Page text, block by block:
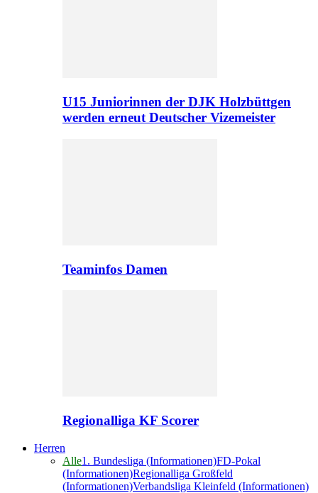
U15 Juniorinnen der DJK Holzbüttgen
werden erneut Deutscher Vizemeister
Teaminfos Damen
Regionalliga KF Scorer
Herren
Alle1. Bundesliga (Informationen)FD-Pokal
(Informationen)Regionalliga Großfeld
(Informationen)Verbandsliga Kleinfeld (Informationen)